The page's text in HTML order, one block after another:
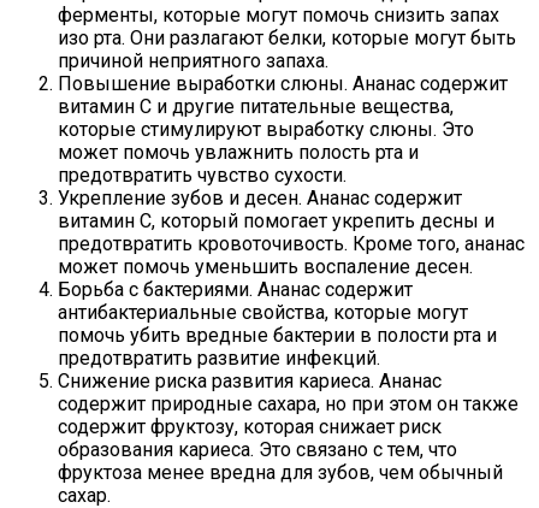
ферменты, которые могут помочь снизить запах
изо рта. Они разлагают белки, которые могут быть
причиной неприятного запаха.
Повышение выработки слюны. Ананас содержит
витамин С и другие питательные вещества,
которые стимулируют выработку слюны. Это
может помочь увлажнить полость рта и
предотвратить чувство сухости.
Укрепление зубов и десен. Ананас содержит
витамин C, который помогает укрепить десны и
предотвратить кровоточивость. Кроме того, ананас
может помочь уменьшить воспаление десен.
Борьба с бактериями. Ананас содержит
антибактериальные свойства, которые могут
помочь убить вредные бактерии в полости рта и
предотвратить развитие инфекций.
Снижение риска развития кариеса. Ананас
содержит природные сахара, но при этом он также
содержит фруктозу, которая снижает риск
образования кариеса. Это связано с тем, что
фруктоза менее вредна для зубов, чем обычный
сахар.